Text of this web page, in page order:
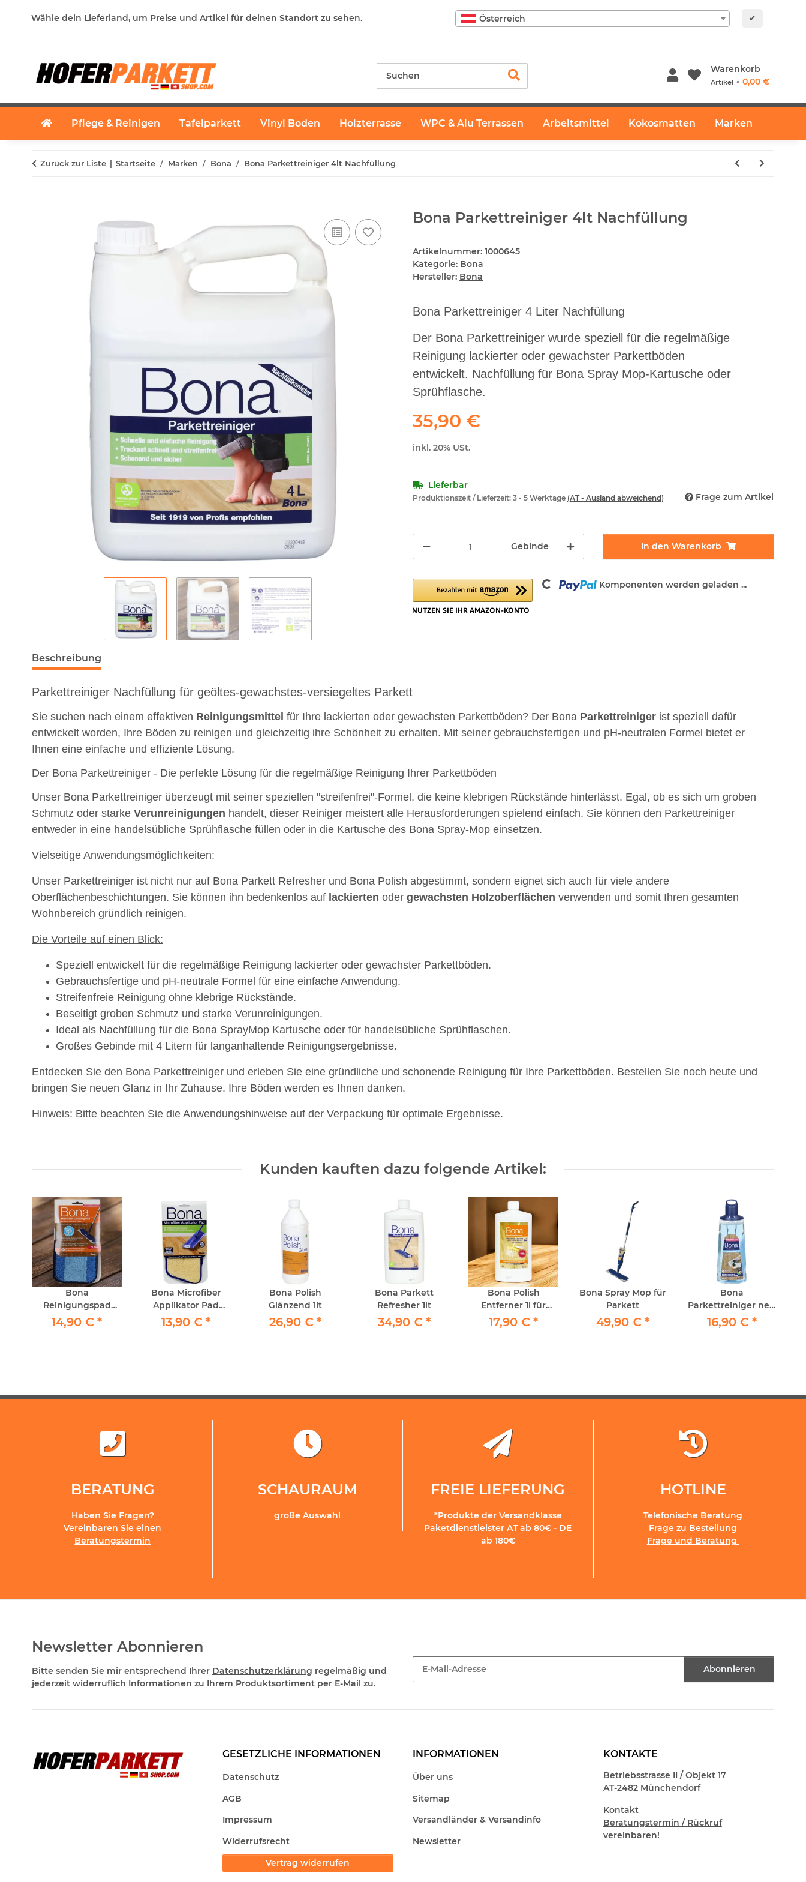
Wähle dein Lieferland, um Preise und Artikel für deinen Standort zu sehen. Österreich ✔
Warenkorb
Artikel ⚬ 0,00 €
Pflege & Reinigen Tafelparkett Vinyl Boden Holzterrasse WPC & Alu Terrassen Arbeitsmittel Kokosmatten Marken
Zurück zur Liste Startseite Marken Bona Bona Parkettreiniger 4lt Nachfüllung
Bona Parkettreiniger 4lt Nachfüllung
Artikelnummer: 1000645
Kategorie: Bona
Hersteller: Bona
Bona Parkettreiniger 4 Liter Nachfüllung
Der Bona Parkettreiniger wurde speziell für die regelmäßige
Reinigung lackierter oder gewachster Parkettböden
entwickelt. Nachfüllung für Bona Spray Mop-Kartusche oder
Sprühflasche.
35,90 €
inkl. 20% USt.
Lieferbar
Produktionszeit / Lieferzeit: 3 - 5 Werktage (AT - Ausland abweichend) Frage zum Artikel
Gebinde In den Warenkorb
Loading... Komponenten werden geladen ...
Beschreibung
Parkettreiniger Nachfüllung für geöltes-gewachstes-versiegeltes Parkett
Sie suchen nach einem effektiven Reinigungsmittel für Ihre lackierten oder gewachsten Parkettböden? Der Bona Parkettreiniger ist speziell dafür
entwickelt worden, Ihre Böden zu reinigen und gleichzeitig ihre Schönheit zu erhalten. Mit seiner gebrauchsfertigen und pH-neutralen Formel bietet er
Ihnen eine einfache und effiziente Lösung.
Der Bona Parkettreiniger - Die perfekte Lösung für die regelmäßige Reinigung Ihrer Parkettböden
Unser Bona Parkettreiniger überzeugt mit seiner speziellen "streifenfrei"-Formel, die keine klebrigen Rückstände hinterlässt. Egal, ob es sich um groben
Schmutz oder starke Verunreinigungen handelt, dieser Reiniger meistert alle Herausforderungen spielend einfach. Sie können den Parkettreiniger
entweder in eine handelsübliche Sprühflasche füllen oder in die Kartusche des Bona Spray-Mop einsetzen.
Vielseitige Anwendungsmöglichkeiten:
Unser Parkettreiniger ist nicht nur auf Bona Parkett Refresher und Bona Polish abgestimmt, sondern eignet sich auch für viele andere
Oberflächenbeschichtungen. Sie können ihn bedenkenlos auf lackierten oder gewachsten Holzoberflächen verwenden und somit Ihren gesamten
Wohnbereich gründlich reinigen.
Die Vorteile auf einen Blick:
Speziell entwickelt für die regelmäßige Reinigung lackierter oder gewachster Parkettböden.
Gebrauchsfertige und pH-neutrale Formel für eine einfache Anwendung.
Streifenfreie Reinigung ohne klebrige Rückstände.
Beseitigt groben Schmutz und starke Verunreinigungen.
Ideal als Nachfüllung für die Bona SprayMop Kartusche oder für handelsübliche Sprühflaschen.
Großes Gebinde mit 4 Litern für langanhaltende Reinigungsergebnisse.
Entdecken Sie den Bona Parkettreiniger und erleben Sie eine gründliche und schonende Reinigung für Ihre Parkettböden. Bestellen Sie noch heute und
bringen Sie neuen Glanz in Ihr Zuhause. Ihre Böden werden es Ihnen danken.
Hinweis: Bitte beachten Sie die Anwendungshinweise auf der Verpackung für optimale Ergebnisse.
Kunden kauften dazu folgende Artikel:
Bona
Reinigungspad
Blau
14,90 € *
Bona Microfiber
Applikator Pad
waschbar
13,90 € *
Bona Polish
Glänzend 1lt
26,90 € *
Bona Parkett
Refresher 1lt
34,90 € *
Bona Polish
Entferner 1l für
Parkett Holzböden
PVC und Linol
17,90 € *
Bona Spray Mop für
Parkett
49,90 € *
Bona
Parkettreiniger neu
Kartusche
nachfüllbar 850ml
16,90 € *
BERATUNG
Haben Sie Fragen?
Vereinbaren Sie einen
Beratungstermin
SCHAURAUM
große Auswahl
FREIE LIEFERUNG
*Produkte der Versandklasse
Paketdienstleister AT ab 80€ - DE
ab 180€
HOTLINE
Telefonische Beratung
Frage zu Bestellung
Frage und Beratung
Newsletter Abonnieren
Bitte senden Sie mir entsprechend Ihrer Datenschutzerklärung regelmäßig und
jederzeit widerruflich Informationen zu Ihrem Produktsortiment per E-Mail zu.
Abonnieren
GESETZLICHE INFORMATIONEN
Datenschutz
AGB
Impressum
Widerrufsrecht
Vertrag widerrufen
INFORMATIONEN
Über uns
Sitemap
Versandländer & Versandinfo
Newsletter
KONTAKTE
Betriebsstrasse II / Objekt 17
AT-2482 Münchendorf
Kontakt
Beratungstermin / Rückruf
vereinbaren!